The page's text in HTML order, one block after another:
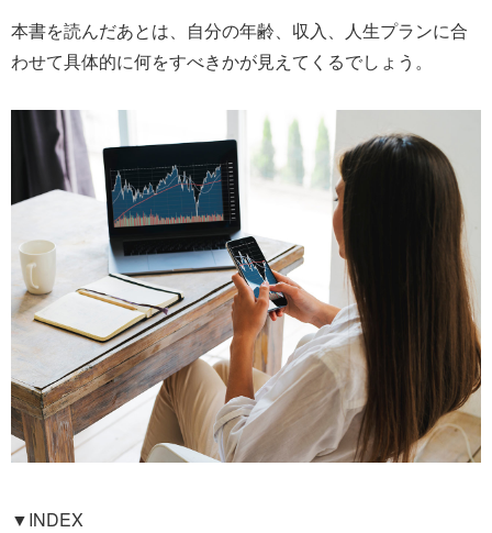
本書を読んだあとは、自分の年齢、収入、人生プランに合
わせて具体的に何をすべきかが見えてくるでしょう。
▼INDEX